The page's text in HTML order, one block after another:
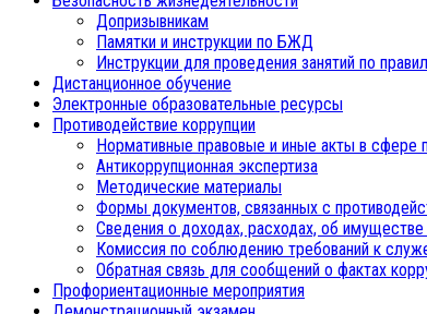
Допризывникам
Памятки и инструкции по БЖД
Инструкции для проведения занятий по
Дистанционное обучение
Электронные образовательные ресурсы
Противодействие коррупции
Нормативные правовые и иные акты в сфере
Антикоррупционная экспертиза
Методические материалы
Формы документов, связанных с
Сведения о доходах, расходах, об
Комиссия по соблюдению требований к
Обратная связь для сообщений о фактах
Профориентационные мероприятия